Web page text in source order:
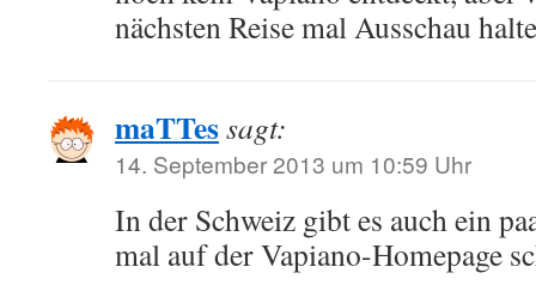
nächsten Reise mal Ausschau
maTTessagt:
14. September 2013 um 10:59 Uhr
In der Schweiz gibt es auch ein
mal auf der Vapiano-Homepage